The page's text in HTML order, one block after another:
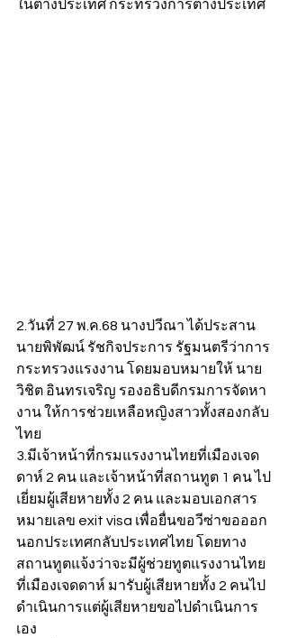
ในต่างประเทศ กระทรวงการต่างประเทศ
2.วันที่ 27 พ.ค.68 นางปวีณา ได้ประสาน
นายพิพัฒน์ รัชกิจประการ รัฐมนตรีว่าการ
กระทรวงแรงงาน โดยมอบหมายให้ นาย
วิชิต อินทรเจริญ รองอธิบดีกรมการจัดหา
งาน ให้การช่วยเหลือหญิงสาวทั้งสองกลับ
ไทย
3.มีเจ้าหน้าที่กรมแรงงานไทยที่เมืองเจด
ดาห์ 2 คน และเจ้าหน้าที่สถานทูต 1 คน ไป
เยี่ยมผู้เสียหายทั้ง 2 คน และมอบเอกสาร
หมายเลข exit visa เพื่อยื่นขอวีซ่าขอออก
นอกประเทศกลับประเทศไทย โดยทาง
สถานทูตแจ้งว่าจะมีผู้ช่วยทูตแรงงานไทย
ที่เมืองเจดดาห์ มารับผู้เสียหายทั้ง 2 คนไป
ดำเนินการแต่ผู้เสียหายขอไปดำเนินการ
เอง